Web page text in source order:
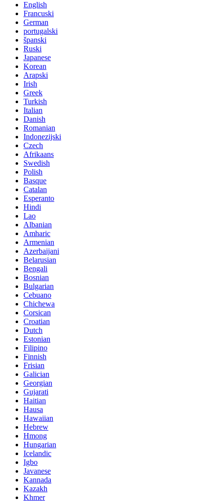
English
Francuski
German
portugalski
španski
Ruski
Japanese
Korean
Arapski
Irish
Greek
Turkish
Italian
Danish
Romanian
Indonezijski
Czech
Afrikaans
Swedish
Polish
Basque
Catalan
Esperanto
Hindi
Lao
Albanian
Amharic
Armenian
Azerbaijani
Belarusian
Bengali
Bosnian
Bulgarian
Cebuano
Chichewa
Corsican
Croatian
Dutch
Estonian
Filipino
Finnish
Frisian
Galician
Georgian
Gujarati
Haitian
Hausa
Hawaiian
Hebrew
Hmong
Hungarian
Icelandic
Igbo
Javanese
Kannada
Kazakh
Khmer